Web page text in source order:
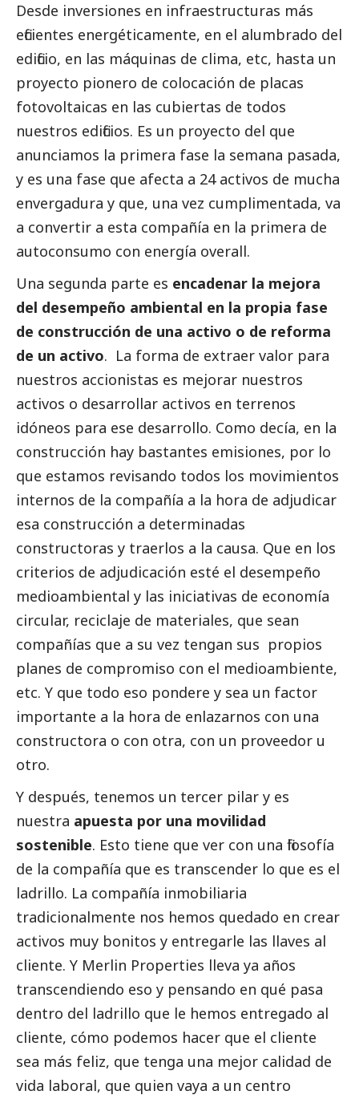
Desde inversiones en infraestructuras más
eficientes energéticamente, en el alumbrado del
edificio, en las máquinas de clima, etc, hasta un
proyecto pionero de colocación de placas
fotovoltaicas en las cubiertas de todos
nuestros edificios. Es un proyecto del que
anunciamos la primera fase la semana pasada,
y es una fase que afecta a 24 activos de mucha
envergadura y que, una vez cumplimentada, va
a convertir a esta compañía en la primera de
autoconsumo con energía overall.
Una segunda parte es encadenar la mejora
del desempeño ambiental en la propia fase
de construcción de una activo o de reforma
de un activo. La forma de extraer valor para
nuestros accionistas es mejorar nuestros
activos o desarrollar activos en terrenos
idóneos para ese desarrollo. Como decía, en la
construcción hay bastantes emisiones, por lo
que estamos revisando todos los movimientos
internos de la compañía a la hora de adjudicar
esa construcción a determinadas
constructoras y traerlos a la causa. Que en los
criterios de adjudicación esté el desempeño
medioambiental y las iniciativas de economía
circular, reciclaje de materiales, que sean
compañías que a su vez tengan sus propios
planes de compromiso con el medioambiente,
etc. Y que todo eso pondere y sea un factor
importante a la hora de enlazarnos con una
constructora o con otra, con un proveedor u
otro.
Y después, tenemos un tercer pilar y es
nuestra apuesta por una movilidad
sostenible. Esto tiene que ver con una filosofía
de la compañía que es transcender lo que es el
ladrillo. La compañía inmobiliaria
tradicionalmente nos hemos quedado en crear
activos muy bonitos y entregarle las llaves al
cliente. Y Merlin Properties lleva ya años
transcendiendo eso y pensando en qué pasa
dentro del ladrillo que le hemos entregado al
cliente, cómo podemos hacer que el cliente
sea más feliz, que tenga una mejor calidad de
vida laboral, que quien vaya a un centro